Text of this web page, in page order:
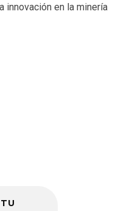
innovación en la minería